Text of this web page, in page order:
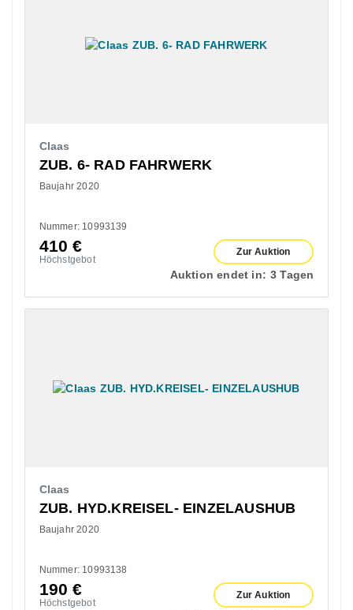
Claas
ZUB. 6- RAD FAHRWERK
Baujahr 2020
Nummer: 10993139
410€
Höchstgebot
Zur Auktion
Auktion endet in: 3 Tagen
Claas
ZUB. HYD.KREISEL- EINZELAUSHUB
Baujahr 2020
Nummer: 10993138
190€
Höchstgebot
Zur Auktion